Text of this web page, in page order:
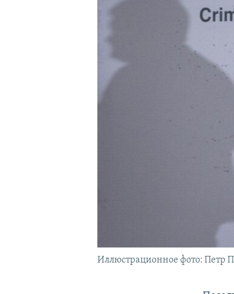
УКРАИНСКАЯ ПРОБЛЕМА КРЫМА
Иллюстрационное фото: Петр